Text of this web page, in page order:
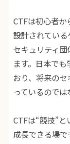
CTFは初心者
設計されている
セキュリティ
ます。日本で
おり、将来の
っているのでは
CTFは“競技”
成長できる場